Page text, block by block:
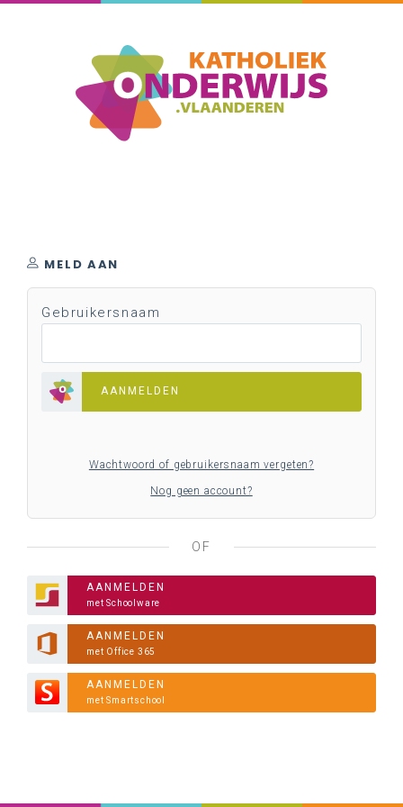
MELD AAN
Gebruikersnaam
AANMELDEN
Wachtwoord of gebruikersnaam vergeten?
Nog geen account?
OF
AANMELDEN
met Schoolware
AANMELDEN
met Office 365
AANMELDEN
met Smartschool